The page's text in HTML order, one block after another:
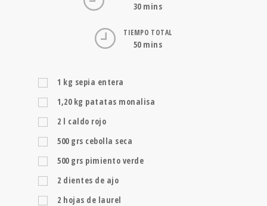
30 mins
TIEMPO TOTAL
50 mins
1 kg sepia entera
1,20 kg patatas monalisa
2 l caldo rojo
500 grs cebolla seca
500 grs pimiento verde
2 dientes de ajo
2 hojas de laurel